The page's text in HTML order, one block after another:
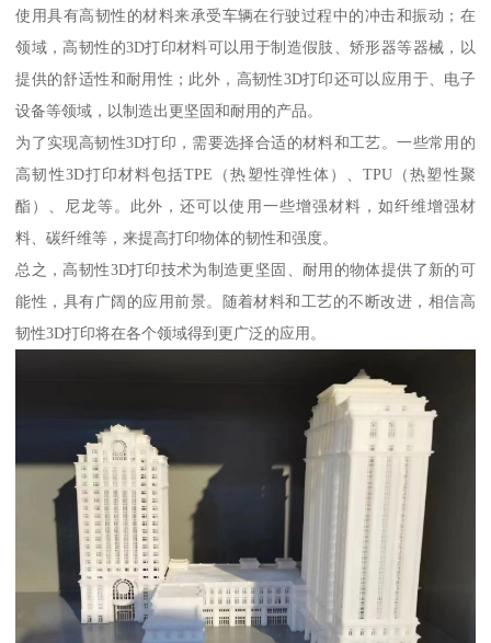
使用具有高韧性的材料来承受车辆在行驶过程中的冲击和振动；在
领域，高韧性的3D打印材料可以用于制造假肢、矫形器等器械，以
提供的舒适性和耐用性；此外，高韧性3D打印还可以应用于、电子
设备等领域，以制造出更坚固和耐用的产品。
为了实现高韧性3D打印，需要选择合适的材料和工艺。一些常用的
高韧性3D打印材料包括TPE（热塑性弹性体）、TPU（热塑性聚
酯）、尼龙等。此外，还可以使用一些增强材料，如纤维增强材
料、碳纤维等，来提高打印物体的韧性和强度。
总之，高韧性3D打印技术为制造更坚固、耐用的物体提供了新的可
能性，具有广阔的应用前景。随着材料和工艺的不断改进，相信高
韧性3D打印将在各个领域得到更广泛的应用。